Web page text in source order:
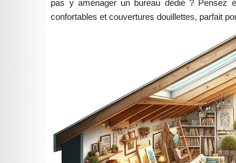
pas y aménager un bureau dédié ? Pensez
confortables et couvertures douillettes, parfait